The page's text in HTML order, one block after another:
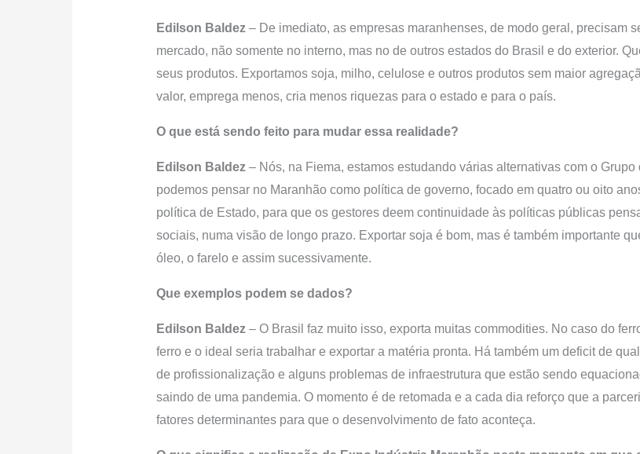
Edilson Baldez– De imediato, as empresas maranhenses, de modo geral, precisam
mercado, não somente no interno, mas no de outros estados do Brasil e do exterior.
seus produtos. Exportamos soja, milho, celulose e outros produtos sem maior
valor, emprega menos, cria menos riquezas para o estado e para o país.
O que está sendo feito para mudar essa realidade?
Edilson Baldez– Nós, na Fiema, estamos estudando várias alternativas com o
podemos pensar no Maranhão como política de governo, focado em quatro ou oito
política de Estado, para que os gestores deem continuidade às políticas públicas
sociais, numa visão de longo prazo. Exportar soja é bom, mas é também importante
óleo, o farelo e assim sucessivamente.
Que exemplos podem se dados?
Edilson Baldez– O Brasil faz muito isso, exporta muitas commodities. No caso do
ferro e o ideal seria trabalhar e exportar a matéria pronta. Há também um deficit de
de profissionalização e alguns problemas de infraestrutura que estão sendo
saindo de uma pandemia. O momento é de retomada e a cada dia reforço que a
fatores determinantes para que o desenvolvimento de fato aconteça.